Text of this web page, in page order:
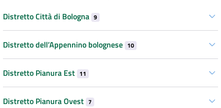
Distretto Città di Bologna 9
Distretto dell’Appennino bolognese 10
Distretto Pianura Est 11
Distretto Pianura Ovest 7